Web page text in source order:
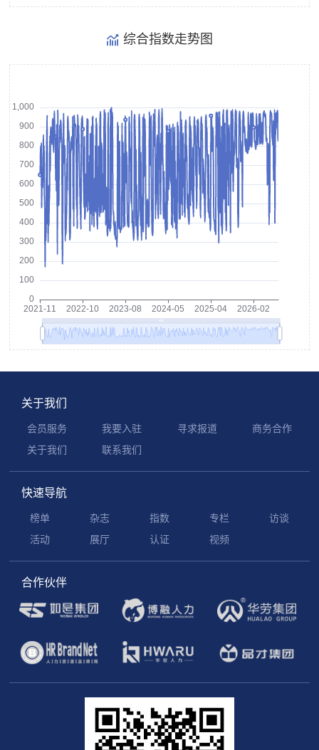
 综合指数走势图
关于我们
会员服务 我要入驻 寻求报道
商务合作
关于我们
联系我们
快速导航
榜单 杂志 指数 专栏
访谈
活动
展厅 认证 视频
合作伙伴